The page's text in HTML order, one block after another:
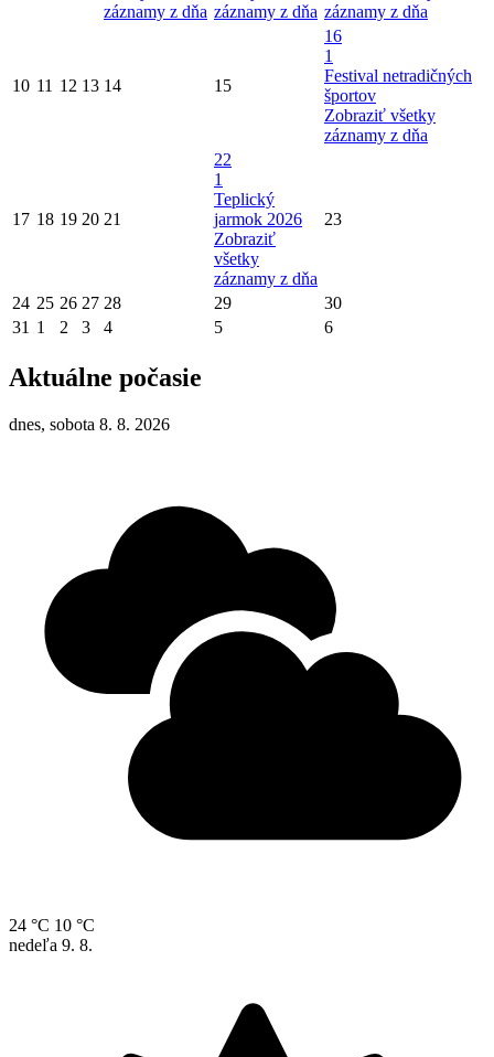
záznamy z dňa záznamy z dňa záznamy z dňa
10 11 12 13 14 15
16
1
Festival netradičných
športov
Zobraziť všetky
záznamy z dňa
17 18 19 20 21
22
1
Teplický
jarmok 2026
Zobraziť
všetky
záznamy z dňa
23
24 25 26 27 28 29
30
31 1 2 3 4 5 6
Aktuálne počasie
dnes, sobota 8. 8. 2026
24 °C 10 °C
nedeľa 9. 8.